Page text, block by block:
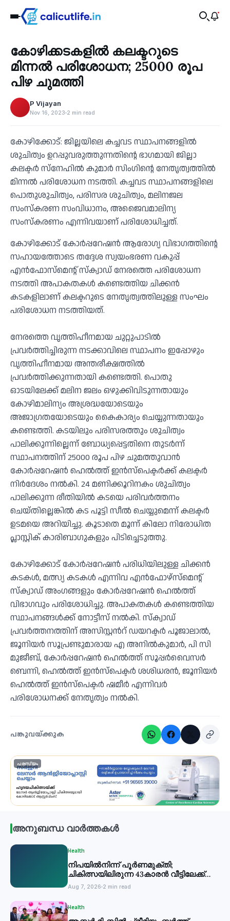
‹
Health
കോഴിക്കടകളിൽ കലക്ടറുടെ
മിന്നൽ പരിശോധന; 25000 രൂപ
പിഴ ചുമത്തി
P Vijayan
Nov 16, 2023 2 min read
കോഴിക്കോട്: ജില്ലയിലെ കച്ചവട സ്ഥാപനങ്ങളിൽ
ശുചിത്വം ഉറപ്പുവരുത്തുന്നതിന്റെ ഭാഗമായി ജില്ലാ
കലക്ടർ സ്‌നേഹിൽ കുമാർ സിംഗിന്റെ നേതൃത്വത്തിൽ
മിന്നൽ പരിശോധന നടത്തി. കച്ചവട സ്ഥാപനങ്ങളിലെ
പൊതുശുചിത്വം, പരിസര ശുചിത്വം, മലിനജല
സംസ്കരണ സംവിധാനം, അജൈവമാലിന്യ
സംസ്കരണം എന്നിവയാണ് പരിശോധിച്ചത്.
കോഴിക്കോട് കോർപ്പറേഷൻ ആരോഗ്യ വിഭാഗത്തിന്റെ
സഹായത്തോടെ തദ്ദേശ സ്വയംഭരണ വകുപ്പ്
എൻഫോസ്‌മെന്റ് സ്‌ക്വാഡ് നേരത്തെ പരിശോധന
നടത്തി അപാകതകൾ കണ്ടെത്തിയ ചിക്കൻ
കടകളിലാണ് കലക്ടറുടെ നേതൃത്വത്തിലുള്ള സംഘം
പരിശോധന നടത്തിയത്.
നേരത്തെ വൃത്തിഹീനമായ ചുറ്റുപാടിൽ
പ്രവർത്തിച്ചിരുന്ന നടക്കാവിലെ സ്ഥാപനം ഇപ്പോഴും
വൃത്തിഹീനമായ അന്തരീക്ഷത്തിൽ
പ്രവർത്തിക്കുന്നതായി കണ്ടെത്തി. പൊതു
ഓടയിലേക്ക് മലിന ജലം ഒഴുക്കിവിടുന്നതായും
കോഴിമാലിന്യം അശ്രദ്ധയോടെയും
അജാഗ്രതയോടെയും കൈകാര്യം ചെയ്യുന്നതായും
കണ്ടെത്തി. കടയിലും പരിസരത്തും ശുചിത്വം
പാലിക്കുന്നില്ലെന്ന് ബോധ്യപ്പെട്ടതിനെ തുടർന്ന്
സ്ഥാപനത്തിന് 25000 രൂപ പിഴ ചുമത്തുവാൻ
കോർപ്പറേഷൻ ഹെൽത്ത് ഇൻസ്പെക്ടർക്ക് കലക്ടർ
നിർദേശം നൽകി. 24 മണിക്കൂറിനകം ശുചിത്വം
പാലിക്കുന്ന രീതിയിൽ കടയെ പരിവർത്തനം
ചെയ്തില്ലെങ്കിൽ കട പൂട്ടി സീൽ ചെയ്യുമെന്ന് കലക്ടർ
ഉടമയെ അറിയിച്ചു. കൂടാതെ മൂന്ന് കിലോ നിരോധിത
പ്ലാസ്റ്റിക് കാരിബാഗുകളും പിടിച്ചെടുത്തു.
കോഴിക്കോട് കോർപ്പറേഷൻ പരിധിയിലുള്ള ചിക്കൻ
കടകൾ, മത്സ്യ കടകൾ എന്നിവ എൻഫോഴ്‌സ്മെന്റ്
സ്‌ക്വാഡ് അംഗങ്ങളും കോർപ്പറേഷൻ ഹെൽത്ത്
വിഭാഗവും പരിശോധിച്ചു. അപാകതകൾ കണ്ടെത്തിയ
സ്ഥാപനങ്ങൾക്ക് നോട്ടീസ് നൽകി. സ്ക്വാഡ്
പ്രവർത്തനത്തിന് അസിസ്റ്റൻറ് ഡയറക്ടർ പൂജാലാല്‍,
ജൂനിയർ സൂപ്രണ്ടുമാരായ എ അനിൽകുമാർ, പി സി
മുജീബ്, കോർപ്പറേഷൻ ഹെൽത്ത്‌ സൂപ്പർവൈസർ
ബെന്നി, ഹെൽത്ത്‌ ഇൻസ്‌പെക്ടർ ശശിധരൻ, ജൂനിയർ
ഹെൽത്ത്‌ ഇൻസ്‌പെക്ടർ ഷമീർ എന്നിവർ
പരിശോധനക്ക് നേതൃത്വം നൽകി.
പങ്കുവയ്ക്കുക
പരസ്യം
അനുബന്ധ വാർത്തകൾ
Health
നിപയില്‍നിന്ന് പൂര്‍ണമുക്തി;
ചികിത്സയിലിരുന്ന 43കാരന്‍ വീട്ടിലേക്ക്
മടങ്ങി
Aug 7, 2026 2 min read
Health